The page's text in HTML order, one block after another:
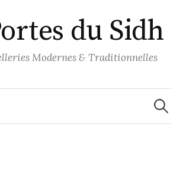
du Sidh
Modernes & Traditionnelles